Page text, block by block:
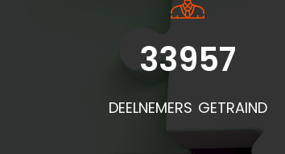
33957
DEELNEMERS GETRAIND